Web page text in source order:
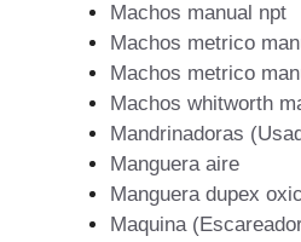
Machos manual npt
Machos metrico
Machos metrico
Machos whitworth
Mandrinadoras
Manguera aire
Manguera dupex
Maquina